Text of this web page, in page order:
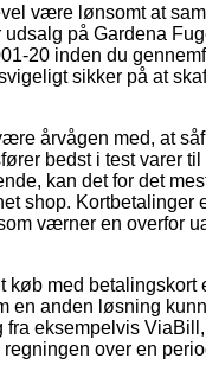
være lønsomt at
udsalg på Gardena
20 inden du
sikker på at
årvågen med, at
bedst i test varer
kan det for det
shop. Kortbetalinger
værner en overfor
køb med betalingskort
en anden løsning
fra eksempelvis
over en